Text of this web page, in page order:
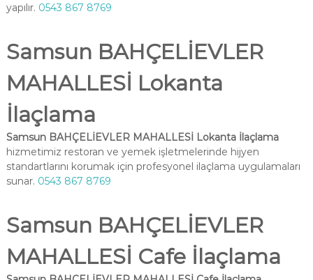
yapılır. 0543 867 8769
Samsun BAHÇELİEVLER
MAHALLESİ Lokanta
İlaçlama
Samsun BAHÇELİEVLER MAHALLESİ Lokanta İlaçlama
hizmetimiz restoran ve yemek işletmelerinde hijyen
standartlarını korumak için profesyonel ilaçlama uygulamaları
sunar. 0543 867 8769
Samsun BAHÇELİEVLER
MAHALLESİ Cafe İlaçlama